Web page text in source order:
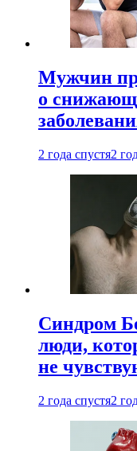
Мужчин
о
2 года спустя2
Синдром
люди,
не
2 года спустя2